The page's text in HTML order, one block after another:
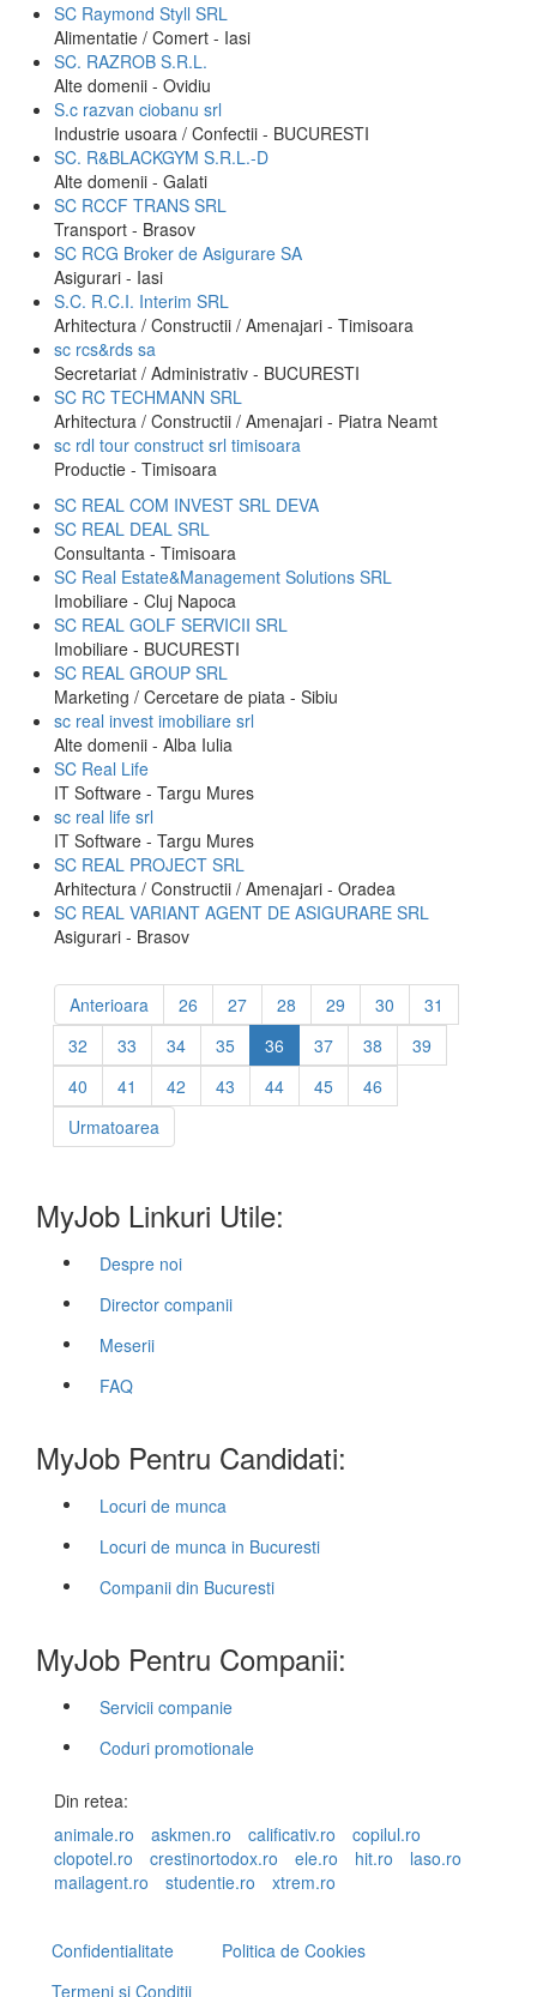
SC Raymond Styll SRL
Alimentatie / Comert - Iasi
SC. RAZROB S.R.L.
Alte domenii - Ovidiu
S.c razvan ciobanu srl
Industrie usoara / Confectii - BUCURESTI
SC. R&BLACKGYM S.R.L.-D
Alte domenii - Galati
SC RCCF TRANS SRL
Transport - Brasov
SC RCG Broker de Asigurare SA
Asigurari - Iasi
S.C. R.C.I. Interim SRL
Arhitectura / Constructii / Amenajari - Timisoara
sc rcs&rds sa
Secretariat / Administrativ - BUCURESTI
SC RC TECHMANN SRL
Arhitectura / Constructii / Amenajari - Piatra Neamt
sc rdl tour construct srl timisoara
Productie - Timisoara
SC REAL COM INVEST SRL DEVA
SC REAL DEAL SRL
Consultanta - Timisoara
SC Real Estate&Management Solutions SRL
Imobiliare - Cluj Napoca
SC REAL GOLF SERVICII SRL
Imobiliare - BUCURESTI
SC REAL GROUP SRL
Marketing / Cercetare de piata - Sibiu
sc real invest imobiliare srl
Alte domenii - Alba Iulia
SC Real Life
IT Software - Targu Mures
sc real life srl
IT Software - Targu Mures
SC REAL PROJECT SRL
Arhitectura / Constructii / Amenajari - Oradea
SC REAL VARIANT AGENT DE ASIGURARE SRL
Asigurari - Brasov
Anterioara 26 27 28 29 30
31
32
33 34 35 36 37 38
39
40
41 42 43 44 45
46
Urmatoarea
MyJob Linkuri Utile:
Despre noi
Director companii
Meserii
FAQ
MyJob Pentru Candidati:
Locuri de munca
Locuri de munca in Bucuresti
Companii din Bucuresti
MyJob Pentru Companii:
Servicii companie
Coduri promotionale
Din retea:
animale.ro
askmen.ro calificativ.ro
copilul.ro
clopotel.ro
crestinortodox.ro ele.ro hit.ro
laso.ro
mailagent.ro
studentie.ro xtrem.ro
Confidentialitate
Politica de Cookies
Termeni si Conditii